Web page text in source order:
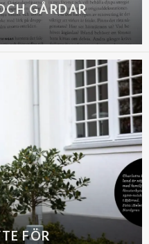
GÅRDAR
FÖR